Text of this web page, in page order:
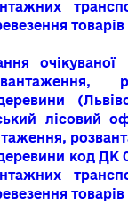
тра
товарів
очікуваної
лісовий
код ДК
тра
товарів